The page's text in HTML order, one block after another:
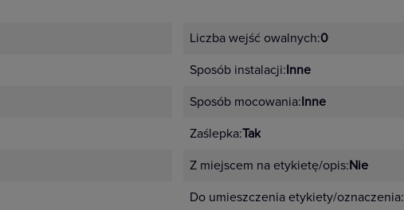
Liczba wejść owalnych:0
Sposób instalacji:Inne
Sposób mocowania:Inne
Zaślepka:Tak
Z miejscem na etykietę/opis:Nie
Do umieszczenia etykiety/oznaczenia: